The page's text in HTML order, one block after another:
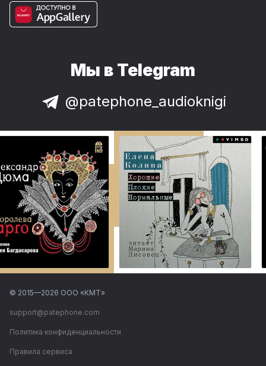
Мы в Telegram
@patephone_audioknigi
© 2015—2026 ООО «КМТ»
support@patephone.com
Политика конфиденциальности
Правила сервиса